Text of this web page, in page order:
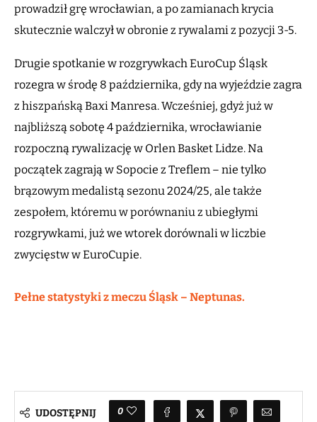
prowadził grę wrocławian, a po zamianach krycia
skutecznie walczył w obronie z rywalami z pozycji 3-5.
Drugie spotkanie w rozgrywkach EuroCup Śląsk
rozegra w środę 8 października, gdy na wyjeździe zagra
z hiszpańską Baxi Manresa. Wcześniej, gdyż już w
najbliższą sobotę 4 października, wrocławianie
rozpoczną rywalizację w Orlen Basket Lidze. Na
początek zagrają w Sopocie z Treflem – nie tylko
brązowym medalistą sezonu 2024/25, ale także
zespołem, któremu w porównaniu z ubiegłymi
rozgrywkami, już we wtorek dorównali w liczbie
zwycięstw w EuroCupie.
Pełne statystyki z meczu Śląsk – Neptunas.
UDOSTĘPNIJ 0